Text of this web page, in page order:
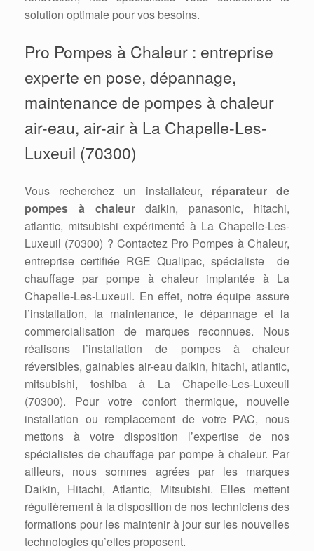
solution optimale pour vos besoins.
Pro Pompes à Chaleur : entreprise
experte en pose, dépannage,
maintenance de pompes à chaleur
air-eau, air-air à La Chapelle-Les-
Luxeuil (70300)
Vous recherchez un installateur, réparateur de
pompes à chaleurdaikin, panasonic, hitachi,
atlantic, mitsubishi expérimenté à La Chapelle-Les-
Luxeuil (70300) ? Contactez Pro Pompes à Chaleur,
entreprise certifiée RGE Qualipac, spécialiste de
chauffage par pompe à chaleur implantée à La
Chapelle-Les-Luxeuil. En effet, notre équipe assure
l’installation, la maintenance, le dépannage et la
commercialisation de marques reconnues. Nous
réalisons l’installation de pompes à chaleur
réversibles, gainables air-eau daikin, hitachi, atlantic,
mitsubishi, toshiba à La Chapelle-Les-Luxeuil
(70300). Pour votre confort thermique, nouvelle
installation ou remplacement de votre PAC, nous
mettons à votre disposition l’expertise de nos
spécialistes de chauffage par pompe à chaleur. Par
ailleurs, nous sommes agrées par les marques
Daikin, Hitachi, Atlantic, Mitsubishi. Elles mettent
régulièrement à la disposition de nos techniciens des
formations pour les maintenir à jour sur les nouvelles
technologies qu’elles proposent.